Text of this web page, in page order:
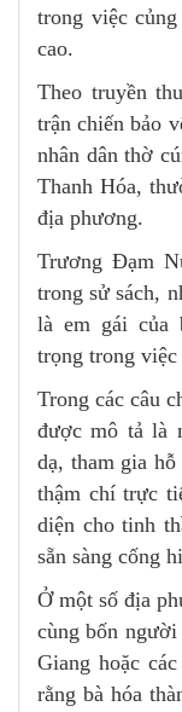
trong việc
cao.
Theo truyền
trận chiến bảo
nhân dân thờ
Thanh Hóa,
địa phương.
Trương Đạm
trong sử sách,
là em gái của
trọng trong
Trong các câu
được mô tả là
dạ, tham gia
thậm chí trực
diện cho tinh
sẵn sàng cống
Ở một số địa
cùng bốn
Giang hoặc
rằng bà hóa